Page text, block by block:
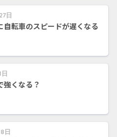
日
自転車のスピードが遅くなる
強くなる？
日